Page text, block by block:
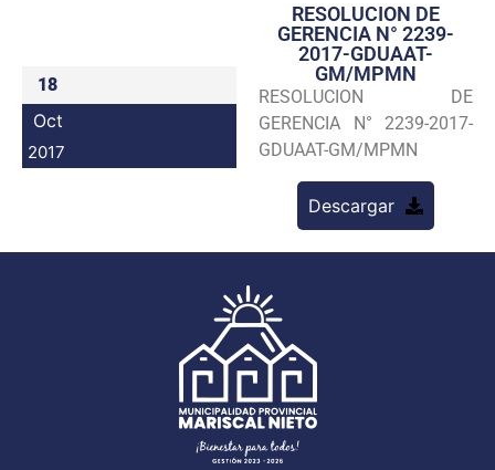
Transparencia
Seguridad
Programas
18
Oct
2017
RESOLUCION DE
GERENCIA N° 2239-
2017-GDUAAT-
GM/MPMN
RESOLUCION DE
GERENCIA N° 2239-2017-
GDUAAT-GM/MPMN
Descargar